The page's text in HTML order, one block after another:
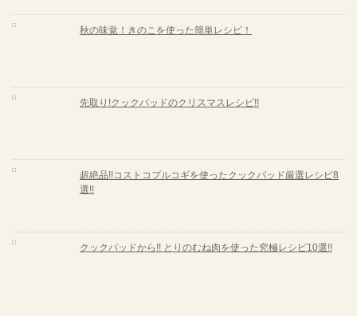
秋の味覚！きのこを使った簡単レシピ！
先取り!クックパッドのクリスマスレシピ!!
超絶品!!コストコプルコギを使ったクックパッド厳選レシピ8
選!!
クックパッドから!! とりのむね肉を使った究極レシピ10選!!